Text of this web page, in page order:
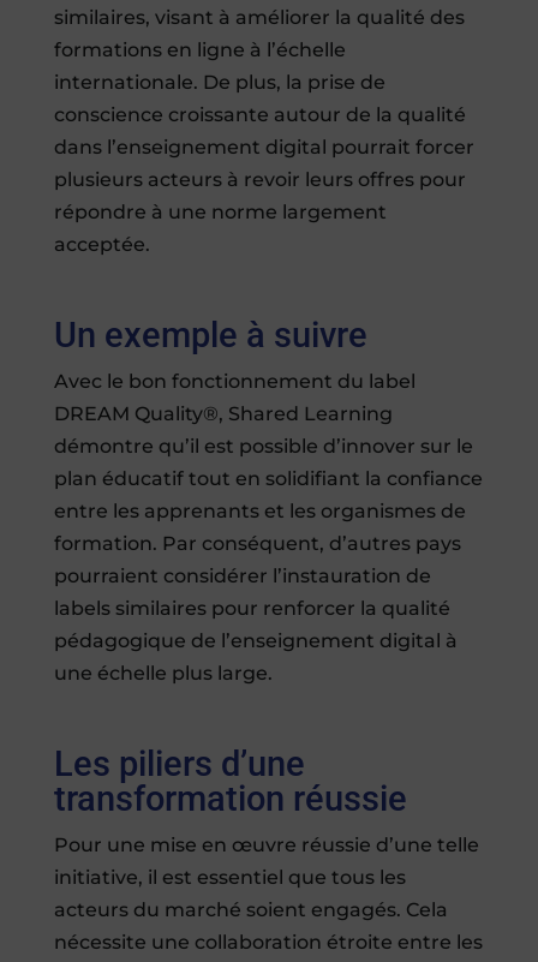
similaires, visant à améliorer la qualité des
formations en ligne à l’échelle
internationale. De plus, la prise de
conscience croissante autour de la qualité
dans l’enseignement digital pourrait forcer
plusieurs acteurs à revoir leurs offres pour
répondre à une norme largement
acceptée.
Un exemple à suivre
Avec le bon fonctionnement du label
DREAM Quality®, Shared Learning
démontre qu’il est possible d’innover sur le
plan éducatif tout en solidifiant la confiance
entre les apprenants et les organismes de
formation. Par conséquent, d’autres pays
pourraient considérer l’instauration de
labels similaires pour renforcer la qualité
pédagogique de l’enseignement digital à
une échelle plus large.
Les piliers d’une
transformation réussie
Pour une mise en œuvre réussie d’une telle
initiative, il est essentiel que tous les
acteurs du marché soient engagés. Cela
nécessite une collaboration étroite entre les